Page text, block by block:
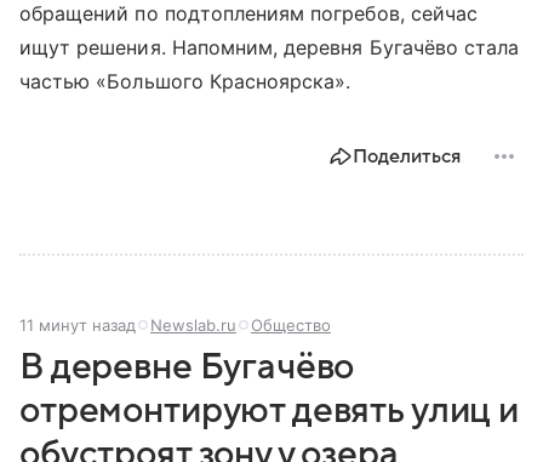
обращений по подтоплениям погребов, сейчас
ищут решения. Напомним, деревня Бугачёво стала
частью «Большого Красноярска».
Поделиться
11 минут назад Newslab.ru Общество
В деревне Бугачёво
отремонтируют девять улиц и